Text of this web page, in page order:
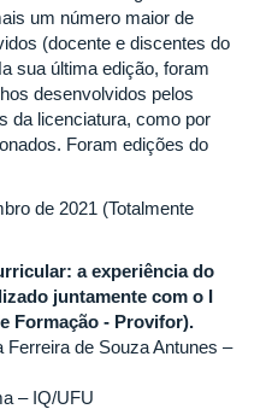
um número maior de
(docente e discentes do
sua última edição, foram
desenvolvidos pelos
da licenciatura, como por
Foram edições do
de 2021 (Totalmente
a experiência do
juntamente com o I
Formação - Provifor).
de Souza Antunes –
– IQ/UFU